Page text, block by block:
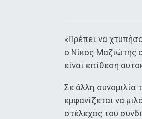
«Πρέπει να
ο Νίκος Μαζιώτης
είναι επίθεση
Σε άλλη συνομιλία
εμφανίζεται να
στέλεχος του